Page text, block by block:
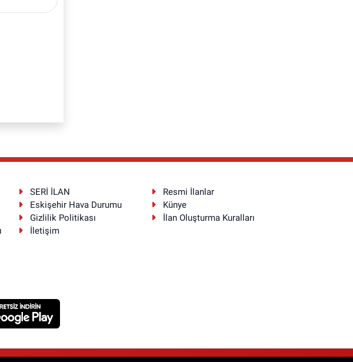
SERİ İLAN
Resmi İlanlar
Eskişehir Hava Durumu
Künye
Gizlilik Politikası
İlan Oluşturma Kuralları
İletişim